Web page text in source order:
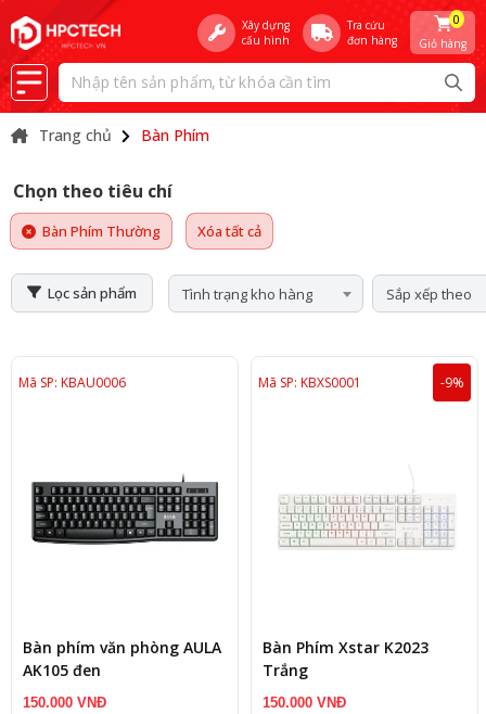
Xây dựng
cấu hình
Tra cứu
đơn hàng
Giỏ hàng
0
Trang chủ Bàn Phím
Chọn theo tiêu chí
Bàn Phím Thường Xóa tất cả
Lọc sản phẩm Tình trạng kho hàng Sắp xếp theo
Mã SP: KBAU0006
Bàn phím văn phòng AULA
AK105 đen
150.000 VNĐ
Mã SP: KBXS0001 -9%
Bàn Phím Xstar K2023
Trắng
150.000 VNĐ